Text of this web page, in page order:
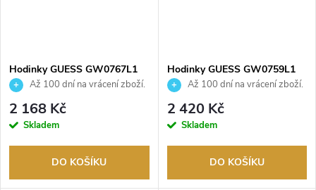
Hodinky GUESS GW0767L1
Až 100 dní na vrácení zboží.
Autorizovaný prodejce.
2 168 Kč
Skladem
DO KOŠÍKU
Hodinky GUESS GW0759L1
Až 100 dní na vrácení zboží.
Autorizovaný prodejce.
2 420 Kč
Skladem
DO KOŠÍKU